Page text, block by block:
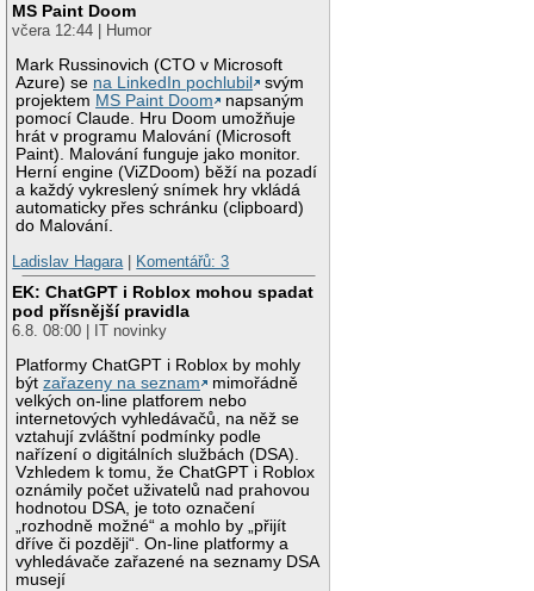
MS Paint Doom
včera 12:44 | Humor
Mark Russinovich (CTO v Microsoft
Azure) se na LinkedIn pochlubil
svým
projektem MS Paint Doom
napsaným
pomocí Claude. Hru Doom umožňuje
hrát v programu Malování (Microsoft
Paint). Malování funguje jako monitor.
Herní engine (ViZDoom) běží na pozadí
a každý vykreslený snímek hry vkládá
automaticky přes schránku (clipboard)
do Malování.
Ladislav Hagara
Komentářů: 3
EK: ChatGPT i Roblox mohou spadat
pod přísnější pravidla
6.8. 08:00 | IT novinky
Platformy ChatGPT i Roblox by mohly
býtzařazeny na seznam
mimořádně
velkých on-line platforem nebo
internetových vyhledávačů, na něž se
vztahují zvláštní podmínky podle
nařízení o digitálních službách (DSA).
Vzhledem k tomu, že ChatGPT i Roblox
oznámily počet uživatelů nad prahovou
hodnotou DSA, je toto označení
„rozhodně možné“ a mohlo by „přijít
dříve či později“. On-line platformy a
vyhledávače zařazené na seznamy DSA
musejí